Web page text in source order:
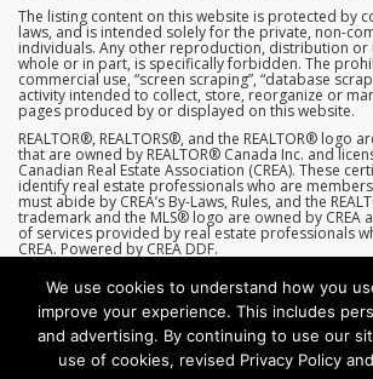
The listing content on this website is protected by
laws, and is intended solely for the private, non-
individuals. Any other reproduction, distribution or
whole or in part, is specifically forbidden. The
commercial use, “screen scraping”, “database
activity intended to collect, store, reorganize or
pages produced by or displayed on this website.
REALTOR®, REALTORS®, and the REALTOR® logo
that are owned by REALTOR® Canada Inc. and
Canadian Real Estate Association (CREA). These
identify real estate professionals who are members
must abide by CREA’s By-Laws, Rules, and the
trademark and the MLS® logo are owned by CREA
of services provided by real estate professionals
CREA. Powered by CREA DDF.
(THEME D2-7.0.0 | ENGINE D2-7.5.5 (R360))
We use cookies to understand how you
improve your experience. This includes
and advertising. By continuing to use our
use of cookies, revised Privacy Policy